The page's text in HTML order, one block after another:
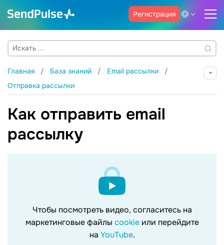
Регистрация
Главная База знаний
Email рассылки
Отправка рассылки
Как отправить email
рассылку
Чтобы посмотреть видео, согласитесь на
маркетинговые файлы cookie или перейдите
на YouTube.